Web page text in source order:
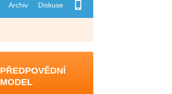
Archiv Diskuse
PŘEDPOVĚDNÍ
MODEL